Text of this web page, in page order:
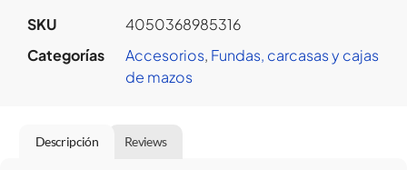
SKU
4050368985316
Categorías
Accesorios, Fundas, carcasas y cajas
de mazos
Descripción Reviews